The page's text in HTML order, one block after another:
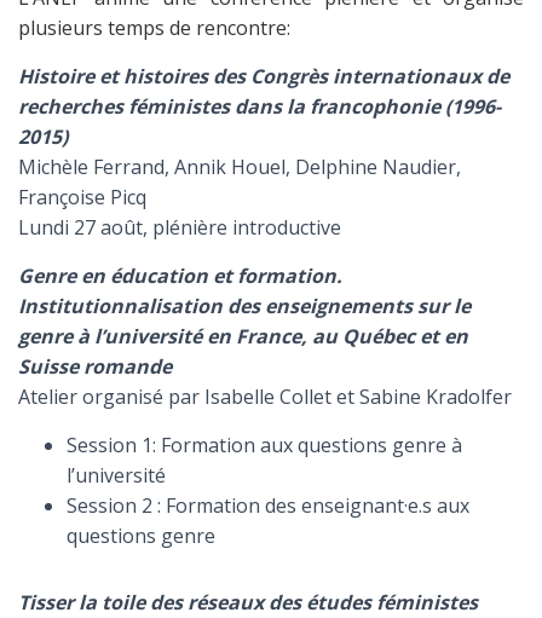
plusieurs temps de rencontre:
Histoire et histoires des Congrès internationaux de
recherches féministes dans la francophonie (1996-
2015)
Michèle Ferrand, Annik Houel, Delphine Naudier,
Françoise Picq
Lundi 27 août, plénière introductive
Genre en éducation et formation.
Institutionnalisation des enseignements sur le
genre à l’université en France, au Québec et en
Suisse romande
Atelier organisé par Isabelle Collet et Sabine Kradolfer
Session 1: Formation aux questions genre à
l’université
Session 2 : Formation des enseignant·e.s aux
questions genre
Tisser la toile des réseaux des études féministes